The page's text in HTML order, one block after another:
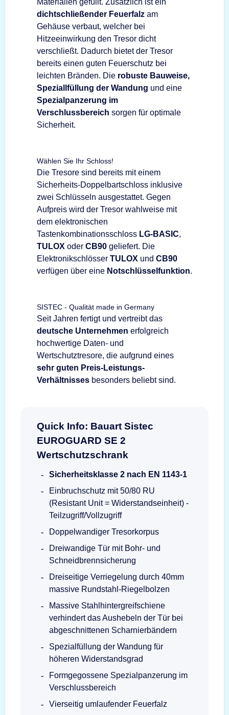
dichtschließender Feuerfalz am
Gehäuse verbaut, welcher bei
Hitzeeinwirkung den Tresor dicht
verschließt. Dadurch bietet der Tresor
bereits einen guten Feuerschutz bei
leichten Bränden. Die robuste Bauweise,
Speziallfüllung der Wandung und eine
Spezialpanzerung im
Verschlussbereich sorgen für optimale
Sicherheit.
Wählen Sie Ihr Schloss!
Die Tresore sind bereits mit einem
Sicherheits-Doppelbartschloss inklusive
zwei Schlüsseln ausgestattet. Gegen
Aufpreis wird der Tresor wahlweise mit
dem elektronischen
Tastenkombinationsschloss LG-BASIC,
TULOX oder CB90 geliefert. Die
Elektronikschlösser TULOX und CB90
verfügen über eine Notschlüsselfunktion.
SISTEC - Qualität made in Germany
Seit Jahren fertigt und vertreibt das
deutsche Unternehmen erfolgreich
hochwertige Daten- und
Wertschutztresore, die aufgrund eines
sehr guten Preis-Leistungs-
Verhältnisses besonders beliebt sind.
Quick Info: Bauart Sistec
EUROGUARD SE 2
Wertschutzschrank
Sicherheitsklasse 2 nach EN 1143-1
Einbruchschutz mit 50/80 RU
(Resistant Unit = Widerstandseinheit) -
Teilzugriff/Vollzugriff
Doppelwandiger Tresorkorpus
Dreiwandige Tür mit Bohr- und
Schneidbrennsicherung
Dreiseitige Verriegelung durch 40mm
massive Rundstahl-Riegelbolzen
Massive Stahlhintergreifschiene
verhindert das Aushebeln der Tür bei
abgeschnittenen Scharnierbändern
Spezialfüllung der Wandung für
höheren Widerstandsgrad
Formgegossene Spezialpanzerung im
Verschlussbereich
Vierseitig umlaufender Feuerfalz